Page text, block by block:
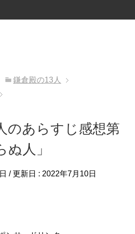
鎌倉殿の13人
のあらすじ感想第
人」
/ 更新日 : 2022年7月10日